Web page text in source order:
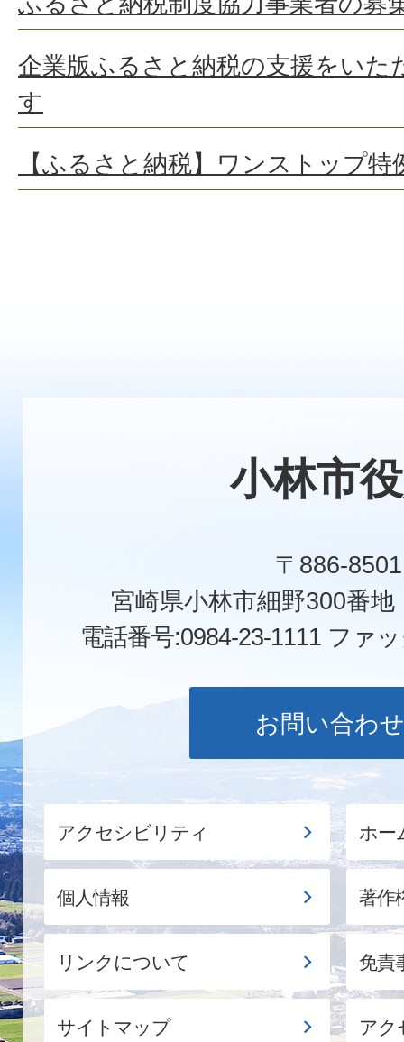
企業版ふるさと納税の⽀援をいた
す
【ふるさと納税】ワンストップ
小林市
〒886-8501
宮崎県小林市細野300番
電話番号:0984-23-1111 ファ
お問い合わせ
アクセシビリティ ホー
個人情報 著作
リンクについて 免責
サイトマップ アク